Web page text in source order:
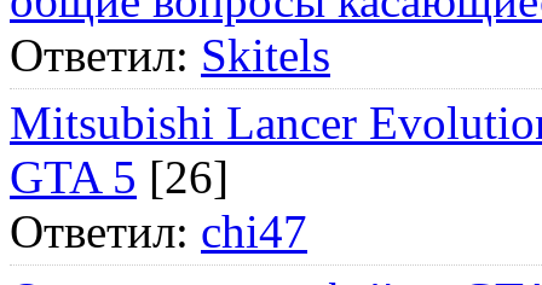
Ответил: Skitels
Mitsubishi Lancer
GTA 5 [26]
Ответил: chi47